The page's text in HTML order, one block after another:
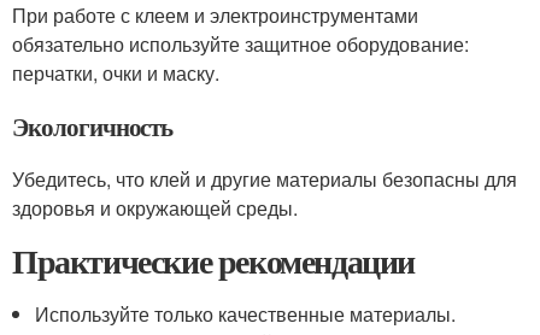
При работе с клеем и электроинструментами
обязательно используйте защитное оборудование:
перчатки, очки и маску.
Экологичность
Убедитесь, что клей и другие материалы безопасны для
здоровья и окружающей среды.
Практические рекомендации
Используйте только качественные материалы.